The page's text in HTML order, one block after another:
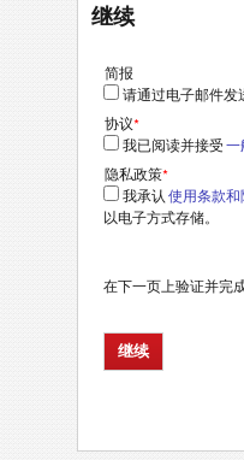
继续
简报
请通过电子邮件发
协议*
我已阅读并接受一
隐私政策*
我承认使用条款
以电子方式存储。
在下一页上验证并完